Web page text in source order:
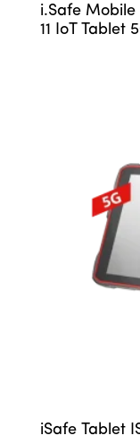
i.Safe Mobile
11 IoT Tablet
iSafe Tablet